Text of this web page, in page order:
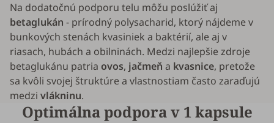
Na dodatočnú podporu telu môžu poslúžiť aj
betaglukán - prírodný polysacharid, ktorý nájdeme v
bunkových stenách kvasiniek a baktérií, ale aj v
riasach, hubách a obilninách. Medzi najlepšie zdroje
betaglukánu patria ovos, jačmeň a kvasnice, pretože
sa kvôli svojej štruktúre a vlastnostiam často zaraďujú
medzi vlákninu.
Optimálna podpora v 1 kapsule